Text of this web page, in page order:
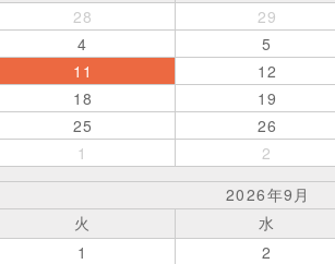
28 29
4 5
11 12
18 19
25 26
1 2
2026年9月
火 水
1 2